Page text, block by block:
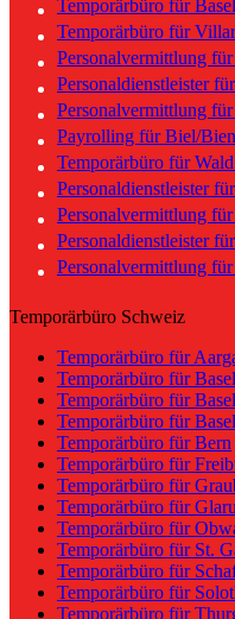
Temporärbüro für
Temporärbüro für
Personalvermittlung
Personaldienstleister
Personalvermittlung
Payrolling für Biel/
Temporärbüro für Wald
Personaldienstleister
Personalvermittlung
Personaldienstleister
Personalvermittlung
Temporärbüro Schweiz
Temporärbüro für
Temporärbüro für Basel
Temporärbüro für
Temporärbüro für
Temporärbüro für Bern
Temporärbüro für
Temporärbüro für
Temporärbüro für
Temporärbüro für
Temporärbüro für St.
Temporärbüro für
Temporärbüro für
Temporärbüro für